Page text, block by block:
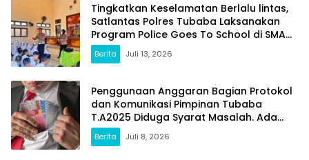
Tingkatkan Keselamatan Berlalu lintas,
Satlantas Polres Tubaba Laksanakan
Program Police Goes To School di SMAN
1 Tumijajar
Berita Juli 13, 2026
Penggunaan Anggaran Bagian Protokol
dan Komunikasi Pimpinan Tubaba
T.A2025 Diduga Syarat Masalah. Ada
Indikasi Tumpang Tindih dan Kegiatan
Fiktif
Berita Juli 8, 2026